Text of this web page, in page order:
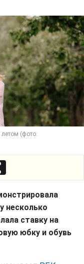
(фото:
несколько
ставку на
юбку и обувь